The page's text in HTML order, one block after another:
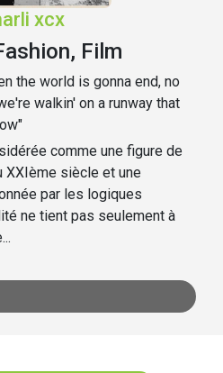
xcx
Film
the world is gonna end, no
walkin' on a runway that
comme une figure de
XXIème siècle et une
par les logiques
ne tient pas seulement à